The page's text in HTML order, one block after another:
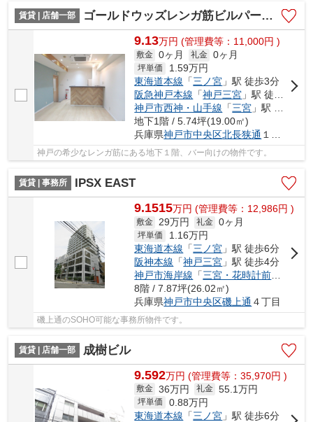
賃貸 | 店舗一部 ゴールドウッズレンガ筋ビルパートⅡ
9.13万円 (管理費等：11,000円 )
敷金 0ヶ月 礼金 0ヶ月
坪単価 1.59万円
東海道本線 「三ノ宮 」駅 徒歩3分
阪急神戸本線 「神戸三宮 」駅 徒歩3分
神戸市西神・山手線 「三宮 」駅 徒歩3分
地下1階 / 5.74坪(19.00㎡)
兵庫県神戸市中央区北長狭通 １丁目21-13
神戸の希少なレンガ筋にある地下１階、バー向けの物件です。
賃貸 | 事務所 IPSX EAST
9.1515万円 (管理費等：12,986円 )
敷金 29万円 礼金 0ヶ月
坪単価 1.16万円
東海道本線 「三ノ宮 」駅 徒歩6分
阪神本線 「神戸三宮 」駅 徒歩4分
神戸市海岸線 「三宮・花時計前
8階 / 7.87坪(26.02㎡)
兵庫県神戸市中央区磯上通 ４丁目
磯上通のSOHO可能な事務所物件です。
賃貸 | 店舗一部 成樹ビル
9.592万円 (管理費等：35,970円 )
敷金 36万円 礼金 55.1万円
坪単価 0.88万円
東海道本線 「三ノ宮 」駅 徒歩6分